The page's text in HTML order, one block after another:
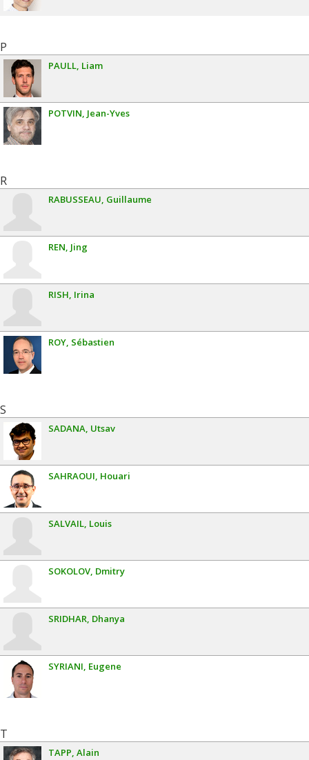
P
PAULL Liam
POTVIN Jean-Yves
R
RABUSSEAU Guillaume
REN Jing
RISH Irina
ROY Sébastien
S
SADANA Utsav
SAHRAOUI Houari
SALVAIL Louis
SOKOLOV Dmitry
SRIDHAR Dhanya
SYRIANI Eugene
T
TAPP Alain